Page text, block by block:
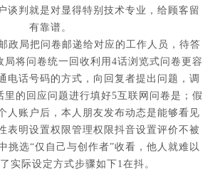
谈判就是对显得特别技术专业，给顾客留
有靠谱。
政局把问卷邮递给对应的工作人员，待答
局将问卷统一回收利用4话浏览式问卷更容
电话号码的方式，向回复者提出问题，调
里的回应问题进行填好5互联网问卷是；假
人账户后，本人朋友发布动态是能够看见
表明设置权限管理权限抖音设置评价不被
挑选“仅自己与创作者”收看，他人就难以
实际设定方式步骤如下1在抖。